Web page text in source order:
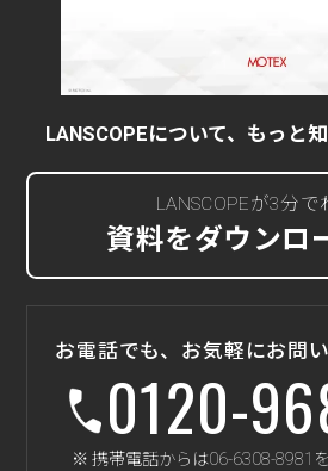
LANSCOPEについて、もっと
LANSCOPEが3分で
資料をダウンロ
お電話でも、お気軽にお問
0120-
※ 携帯電話からは06-6308-8981を